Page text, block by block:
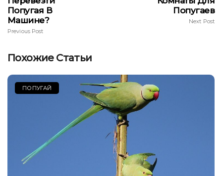
Попугая В
Машине?
Previous Post
Попугаев
Next Post
Похожие Статьи
ПОПУГАЙ